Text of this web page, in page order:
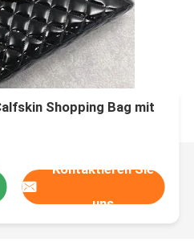
Shopping Bag mit
Kontaktieren Sie
uns